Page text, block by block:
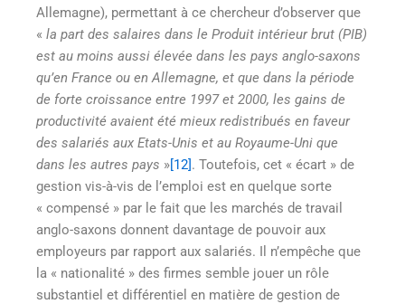
Allemagne), permettant à ce chercheur d’observer que
« la part des salaires dans le Produit intérieur brut (PIB)
est au moins aussi élevée dans les pays anglo-saxons
qu’en France ou en Allemagne, et que dans la période
de forte croissance entre 1997 et 2000, les gains de
productivité avaient été mieux redistribués en faveur
des salariés aux Etats-Unis et au Royaume-Uni que
dans les autres pays »[12]. Toutefois, cet « écart » de
gestion vis-à-vis de l’emploi est en quelque sorte
« compensé » par le fait que les marchés de travail
anglo-saxons donnent davantage de pouvoir aux
employeurs par rapport aux salariés. Il n’empêche que
la « nationalité » des firmes semble jouer un rôle
substantiel et différentiel en matière de gestion de